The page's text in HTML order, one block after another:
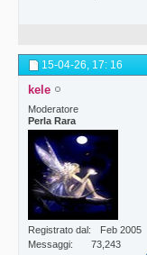
15-04-26, 17: 16
kele
Moderatore
Perla Rara
Registrato dal
Feb 2005
Messaggi
73,243